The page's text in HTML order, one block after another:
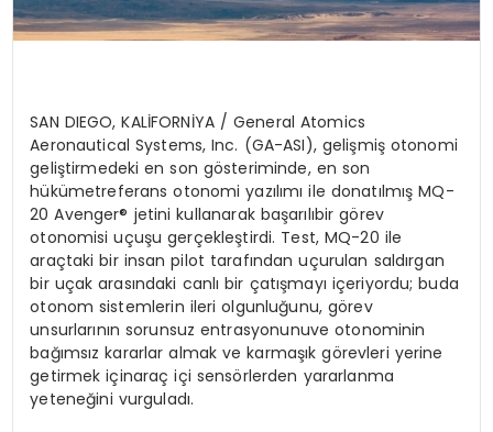
SAN DIEGO, KALİFORNİYA / General Atomics
Aeronautical Systems, Inc. (GA-ASI), gelişmiş otonomi
geliştirmedeki en son gösteriminde, en son
hükümetreferans otonomi yazılımı ile donatılmış MQ-
20 Avenger® jetini kullanarak başarılıbir görev
otonomisi uçuşu gerçekleştirdi. Test, MQ-20 ile
araçtaki bir insan pilot tarafından uçurulan saldırgan
bir uçak arasındaki canlı bir çatışmayı içeriyordu;buda
otonom sistemlerin ileri olgunluğunu, görev
unsurlarının sorunsuz entrasyonunuve otonominin
bağımsız kararlar almak ve karmaşık görevleri yerine
getirmek içinaraç içi sensörlerden yararlanma
yeteneğini vurguladı.